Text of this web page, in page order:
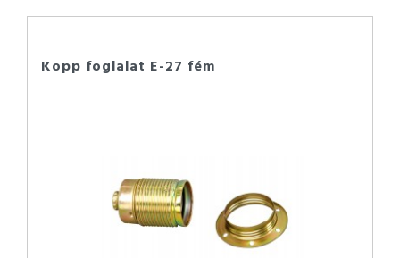
Kopp foglalat E-27 fém